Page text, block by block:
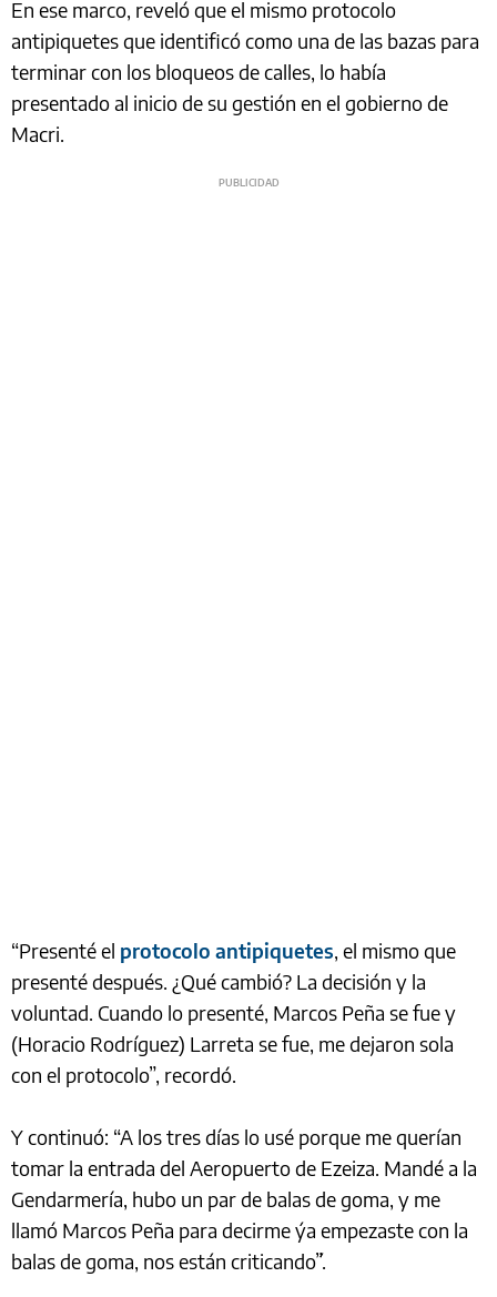
En ese marco, reveló que el mismo protocolo
antipiquetes que identificó como una de las bazas para
terminar con los bloqueos de calles, lo había
presentado al inicio de su gestión en el gobierno de
Macri.
“Presenté el protocolo antipiquetes, el mismo que
presenté después. ¿Qué cambió? La decisión y la
voluntad. Cuando lo presenté, Marcos Peña se fue y
(Horacio Rodríguez) Larreta se fue, me dejaron sola
con el protocolo”, recordó.
Y continuó: “A los tres días lo usé porque me querían
tomar la entrada del Aeropuerto de Ezeiza. Mandé a la
Gendarmería, hubo un par de balas de goma, y me
llamó Marcos Peña para decirme ´ya empezaste con la
balas de goma, nos están criticando´”.